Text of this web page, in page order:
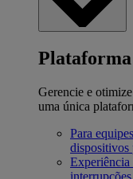
Gerencie e
uma única
Para
dispositivos
Experiência